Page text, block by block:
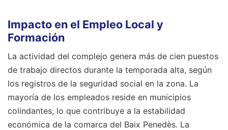
Impacto en el Empleo Local y
Formación
La actividad del complejo genera más de cien puestos
de trabajo directos durante la temporada alta, según
los registros de la seguridad social en la zona. La
mayoría de los empleados reside en municipios
colindantes, lo que contribuye a la estabilidad
económica de la comarca del Baix Penedès. La